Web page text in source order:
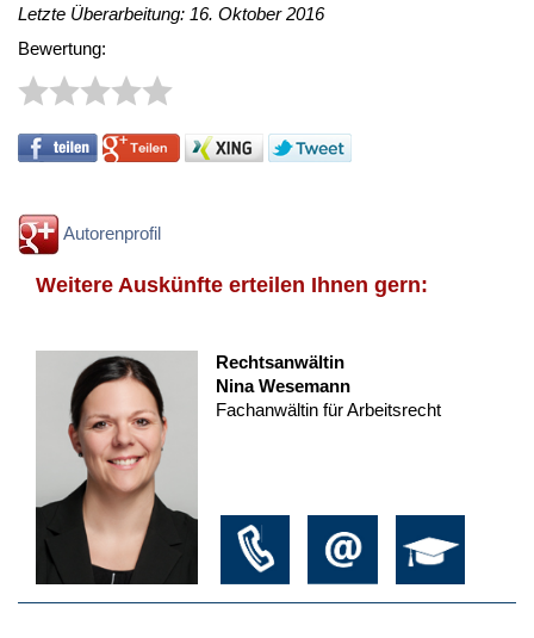
Letzte Überarbeitung: 16. Oktober 2016
Bewertung:
Autorenprofil
Weitere Auskünfte erteilen Ihnen gern:
Rechtsanwältin
Nina Wesemann
Fachanwältin für Arbeitsrecht